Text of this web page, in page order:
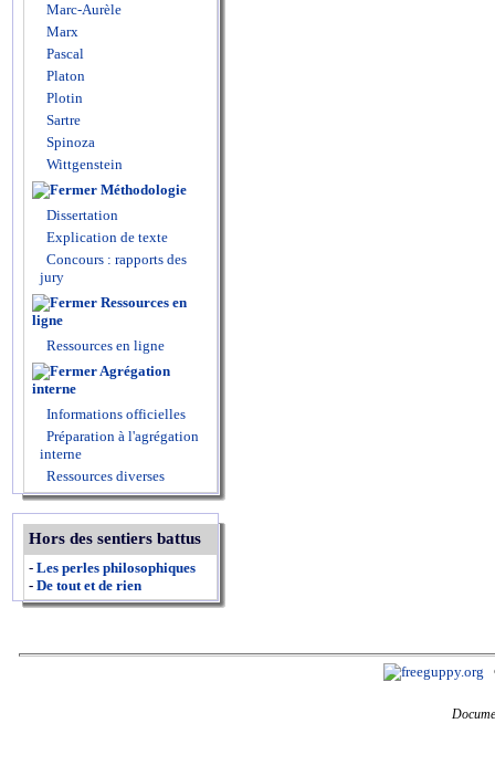
Marc-Aurèle
Marx
Pascal
Platon
Plotin
Sartre
Spinoza
Wittgenstein
Méthodologie
Dissertation
Explication de texte
Concours : rapports des
jury
Ressources en
ligne
Ressources en ligne
Agrégation
interne
Informations officielles
Préparation à l'agrégation
interne
Ressources diverses
Hors des sentiers battus
- Les perles philosophiques
- De tout et de rien